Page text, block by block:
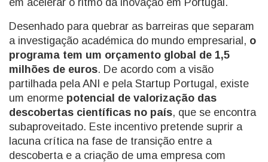
em acelerar o ritmo da inovação em Portugal.
Desenhado para quebrar as barreiras que separam
a investigação académica do mundo empresarial, o
programa tem um orçamento global de 1,5
milhões de euros. De acordo com a visão
partilhada pela ANI e pela Startup Portugal, existe
um enorme potencial de valorização das
descobertas científicas no país, que se encontra
subaproveitado. Este incentivo pretende suprir a
lacuna crítica na fase de transição entre a
descoberta e a criação de uma empresa com